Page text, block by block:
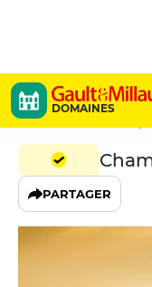
DOMAINES
10 Rue du Château,
PARTAGER